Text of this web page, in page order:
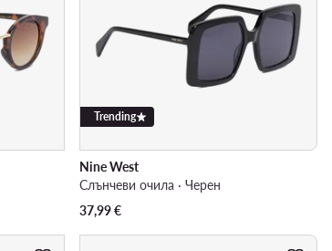
Trending
Nine West
Слънчеви очила · Черен
37,99€